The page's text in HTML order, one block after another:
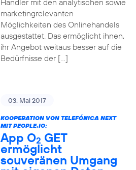
Händler mit den analytischen sowie
marketingrelevanten
Möglichkeiten des Onlinehandels
ausgestattet. Das ermöglicht ihnen,
ihr Angebot weitaus besser auf die
Bedürfnisse der […]
03. Mai 2017
KOOPERATION VON TELEFÓNICA NEXT
MIT PEOPLE.IO:
App O2 GET
ermöglicht
souveränen Umgang